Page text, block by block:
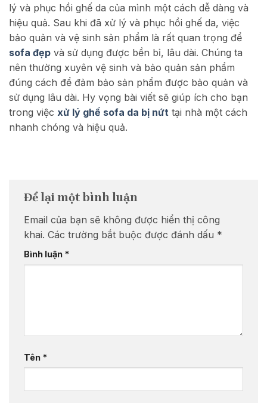
lý và phục hồi ghế da của mình một cách dễ dàng và
hiệu quả. Sau khi đã xử lý và phục hồi ghế da, việc
bảo quản và vệ sinh sản phẩm là rất quan trọng để
sofa đẹp và sử dụng được bền bỉ, lâu dài. Chúng ta
nên thường xuyên vệ sinh và bảo quản sản phẩm
đúng cách để đảm bảo sản phẩm được bảo quản và
sử dụng lâu dài. Hy vọng bài viết sẽ giúp ích cho bạn
trong việc xử lý ghế sofa da bị nứt tại nhà một cách
nhanh chóng và hiệu quả.
Để lại một bình luận
Email của bạn sẽ không được hiển thị công
khai. Các trường bắt buộc được đánh dấu *
Bình luận *
Tên *